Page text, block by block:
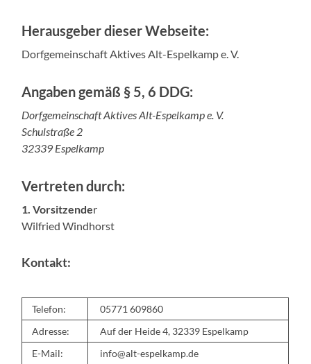
Herausgeber dieser Webseite:
Dorfgemeinschaft Aktives Alt-Espelkamp e. V.
Angaben gemäß § 5, 6 DDG:
Dorfgemeinschaft Aktives Alt-Espelkamp e. V.
Schulstraße 2
32339 Espelkamp
Vertreten durch:
1. Vorsitzender
Wilfried Windhorst
Kontakt:
Telefon:
05771 609860
Adresse:
Auf der Heide 4, 32339 Espelkamp
E-Mail:
info@alt-espelkamp.de